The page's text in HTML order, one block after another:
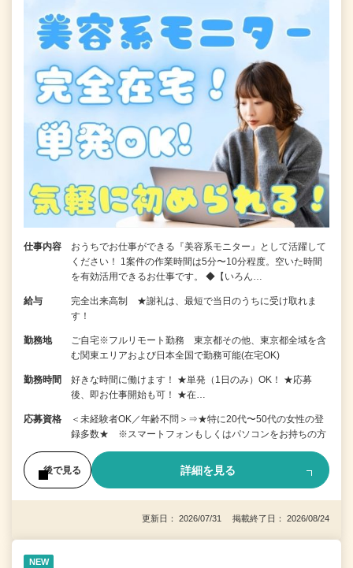
仕事内容
おうちでお仕事ができる『美容系モニター』として活躍して
ください！ 1案件の作業時間は5分〜10分程度。空いた時間
を有効活用できるお仕事です。 ◆【いろん…
給与
完全出来高制 ★謝礼は、最短で当日のうちに受け取れま
す！
勤務地
ご自宅※フルリモート勤務 東京都その他、東京都全域を含
む関東エリアおよび日本全国で勤務可能(在宅OK)
勤務時間
好きな時間に働けます！ ★単発（1日のみ）OK！ ★応募
後、即お仕事開始も可！ ★在…
応募資格
＜未経験者OK／年齢不問＞⇒★特に20代〜50代の女性の登
録多数★ ※スマートフォンもしくはパソコンをお持ちの方
後で見る 詳細を見る
更新日： 2026/07/31 掲載終了日： 2026/08/24
NEW